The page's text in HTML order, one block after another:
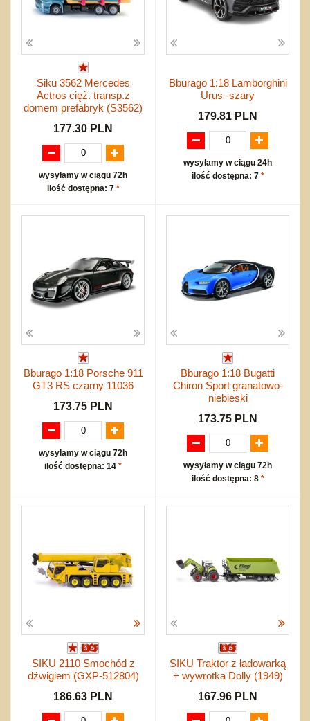
Siku 3562 Mercedes
Actros cięż. transp.z
domem prefabryk (S3562)
177.30 PLN
wysyłamy w ciągu 72h
ilość dostępna: 7 *
Bburago 1:18 Lamborghini
Urus -szary
179.81 PLN
wysyłamy w ciągu 24h
ilość dostępna: 7 *
Bburago 1:18 Porsche 911
GT3 RS czarny 11036
173.75 PLN
wysyłamy w ciągu 72h
ilość dostępna: 14 *
Bburago 1:18 Bugatti
Chiron Sport granatowo-
niebieski
173.75 PLN
wysyłamy w ciągu 72h
ilość dostępna: 8 *
SIKU 2110 Smochód z
dźwigiem (GXP-512804)
186.63 PLN
SIKU Traktor z ładowarką
+ wywrotka Dolly (1949)
167.96 PLN